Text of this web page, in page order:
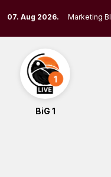
to
content
07. Aug 2026. Marketing
BiG 1